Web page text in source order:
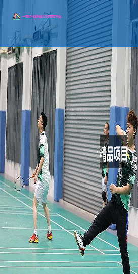
首页
知道一竞技
精品项目
公司动态
服务宗旨
联系一竞技官方
首页 精品项目 >
内马尔女友布鲁娜的五大职业领域解析揭秘与
内马尔女友布鲁娜的五大职业
发展方向
2025 .08 .25
内马尔女友布鲁娜·比安卡（Bruna
巴西足球明星内马尔的恋情备受关注，
也引起了媒体和粉丝的广泛关注。布鲁
性，除了在时尚和娱乐圈的影响力之外
交媒体领域有所建树。本文将从五大职
个人发展和未来发展方向进行全面解析
些领域中的趋势与布鲁娜的潜力，进一